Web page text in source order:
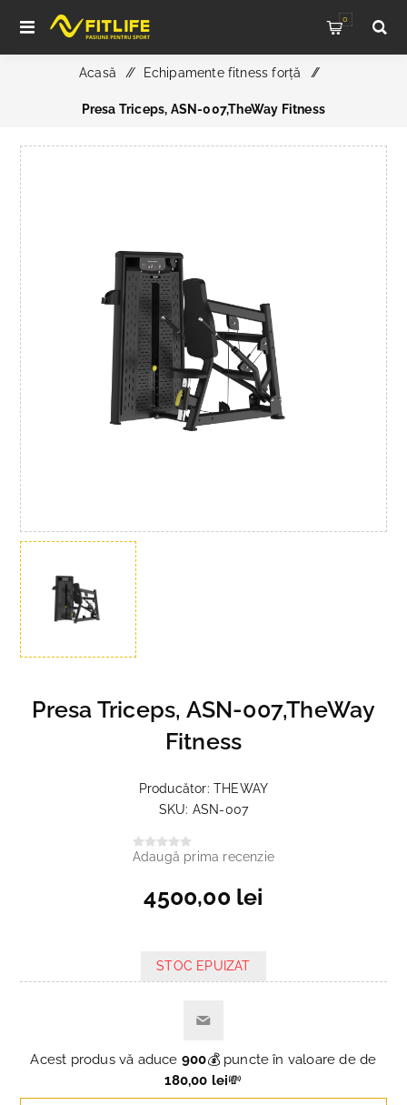
0
Acasă / Echipamente fitness forță /
Presa Triceps, ASN-007,TheWay Fitness
Presa Triceps, ASN-007,TheWay
Fitness
Producător: THEWAY
SKU: ASN-007
Adaugă prima recenzie
4500,00 lei
STOC EPUIZAT
Acest produs vă aduce 900💰 puncte în valoare de de
180,00 lei💸